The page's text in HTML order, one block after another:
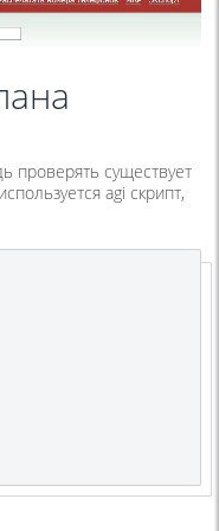
проверять существует
agi скрипт,